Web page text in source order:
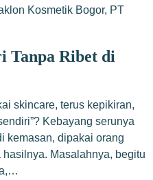
Kosmetik Bogor, PT
Tanpa Ribet di
skincare, terus kepikiran,
Kebayang serunya
kemasan, dipakai orang
Masalahnya, begitu